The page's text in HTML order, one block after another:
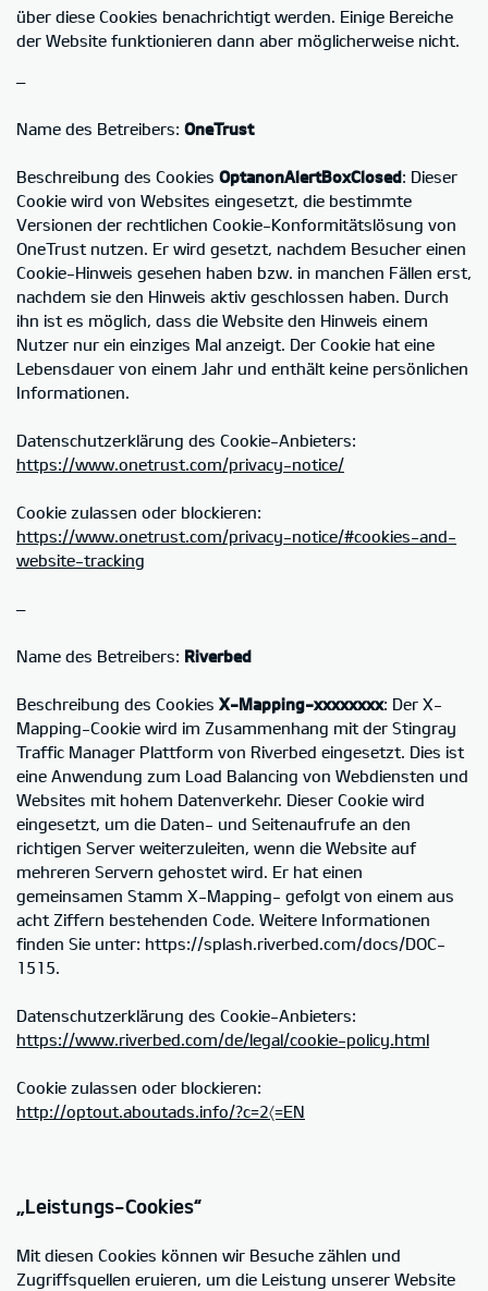
über diese Cookies benachrichtigt werden. Einige Bereiche
der Website funktionieren dann aber möglicherweise nicht.
–
Name des Betreibers: OneTrust
Beschreibung des Cookies OptanonAlertBoxClosed: Dieser
Cookie wird von Websites eingesetzt, die bestimmte
Versionen der rechtlichen Cookie-Konformitätslösung von
OneTrust nutzen. Er wird gesetzt, nachdem Besucher einen
Cookie-Hinweis gesehen haben bzw. in manchen Fällen erst,
nachdem sie den Hinweis aktiv geschlossen haben. Durch
ihn ist es möglich, dass die Website den Hinweis einem
Nutzer nur ein einziges Mal anzeigt. Der Cookie hat eine
Lebensdauer von einem Jahr und enthält keine persönlichen
Informationen.
Datenschutzerklärung des Cookie-Anbieters:
https://www.onetrust.com/privacy-notice/
Cookie zulassen oder blockieren:
https://www.onetrust.com/privacy-notice/#cookies-and-
website-tracking
–
Name des Betreibers: Riverbed
Beschreibung des Cookies X-Mapping-xxxxxxxx: Der X-
Mapping-Cookie wird im Zusammenhang mit der Stingray
Traffic Manager Plattform von Riverbed eingesetzt. Dies ist
eine Anwendung zum Load Balancing von Webdiensten und
Websites mit hohem Datenverkehr. Dieser Cookie wird
eingesetzt, um die Daten- und Seitenaufrufe an den
richtigen Server weiterzuleiten, wenn die Website auf
mehreren Servern gehostet wird. Er hat einen
gemeinsamen Stamm X-Mapping- gefolgt von einem aus
acht Ziffern bestehenden Code. Weitere Informationen
finden Sie unter: https://splash.riverbed.com/docs/DOC-
1515.
Datenschutzerklärung des Cookie-Anbieters:
https://www.riverbed.com/de/legal/cookie-policy.html
Cookie zulassen oder blockieren:
http://optout.aboutads.info/?c=2〈=EN
„Leistungs-Cookies“
Mit diesen Cookies können wir Besuche zählen und
Zugriffsquellen eruieren, um die Leistung unserer Website